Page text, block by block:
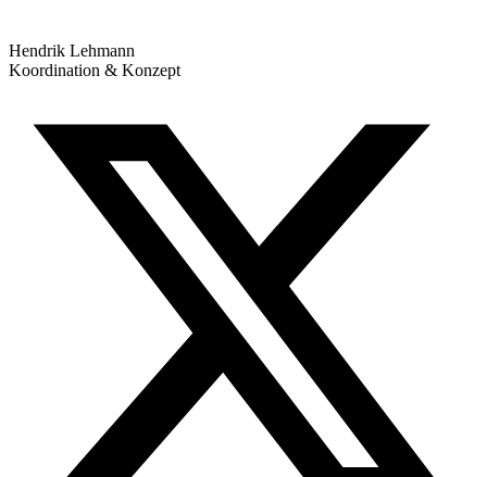
Hendrik Lehmann
Koordination & Konzept